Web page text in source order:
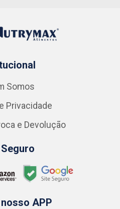
Somos
Privacidade
e Devolução
APP